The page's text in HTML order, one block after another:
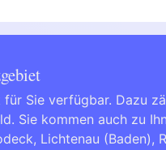
Sie verfügbar. Dazu
Sie kommen auch zu
, Lichtenau (Baden) ,